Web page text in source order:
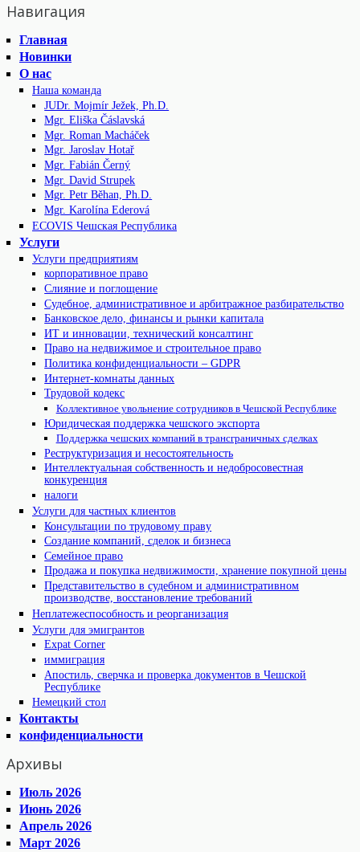
Навигация
Главная
Новинки
О нас
Наша команда
JUDr. Mojmír Ježek, Ph.D.
Mgr. Eliška Čáslavská
Mgr. Roman Macháček
Mgr. Jaroslav Hotař
Mgr. Fabián Černý
Mgr. David Strupek
Mgr. Petr Běhan, Ph.D.
Mgr. Karolína Ederová
ECOVIS Чешская Республика
Услуги
Услуги предприятиям
корпоративное право
Слияние и поглощение
Судебное, административное и арбитражное разбирательство
Банковское дело, финансы и рынки капитала
ИТ и инновации, технический консалтинг
Право на недвижимое и строительное право
Политика конфиденциальности – GDPR
Интернет-комнаты данных
Трудовой кодекс
Коллективное увольнение сотрудников в Чешской Республике
Юридическая поддержка чешского экспорта
Поддержка чешских компаний в трансграничных сделках
Реструктуризация и несостоятельность
Интеллектуальная собственность и недобросовестная
конкуренция
налоги
Услуги для частных клиентов
Консультации по трудовому праву
Создание компаний, сделок и бизнеса
Семейное право
Продажа и покупка недвижимости, хранение покупной цены
Представительство в судебном и административном
производстве, восстановление требований
Неплатежеспособность и реорганизация
Услуги для эмигрантов
Expat Corner
иммиграция
Апостиль, сверчка и проверка документов в Чешской
Республике
Немецкий стол
Контакты
конфиденциальности
Архивы
Июль 2026
Июнь 2026
Апрель 2026
Март 2026